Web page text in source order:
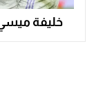
خليفة ميسي